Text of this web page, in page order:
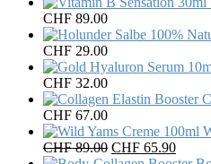
CHF 89.00
CHF 29.00
CHF 32.00
CHF 67.00
CHF89.00 Original
CHF 65.90Current